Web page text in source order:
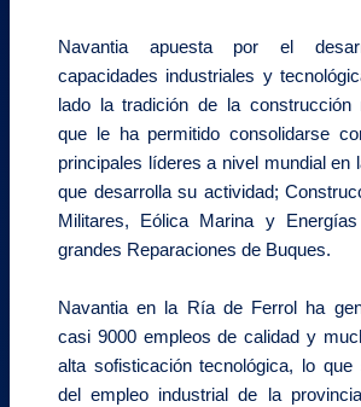
Navantia apuesta por el
capacidades industriales y
lado la tradición de la construcción
que le ha permitido consolidarse
principales líderes a nivel mundial en
que desarrolla su actividad;
Militares, Eólica Marina y
grandes Reparaciones de Buques.
Navantia en la Ría de Ferrol ha
casi 9000 empleos de calidad y
alta sofisticación tecnológica, lo que
del empleo industrial de la